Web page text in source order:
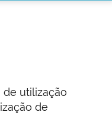
de utilização
de